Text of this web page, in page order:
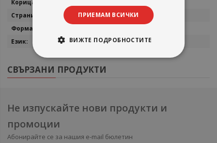
български
СВЪРЗАНИ ПРОДУКТИ
Не изпускайте нови продукти и
промоции
Абонирайте се за нашия e-mail бюлетин
ПРИЕМАМ ВСИЧКИ
ВИЖТЕ ПОДРОБНОСТИТЕ